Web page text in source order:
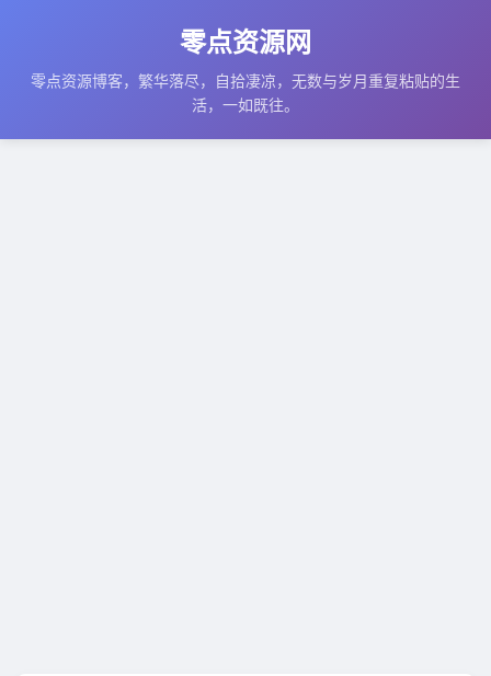
零点资源网
零点资源博客，繁华落尽，自拾凄凉，无数与岁月重复粘贴的生
活，一如既往。